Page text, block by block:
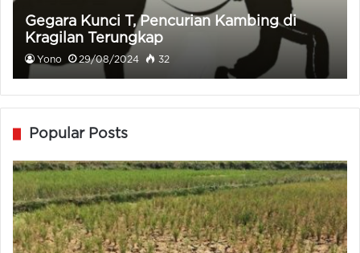
Gegara Kunci T, Pencurian Kambing di
Kragilan Terungkap
Yono 29/08/2024 32
Popular Posts